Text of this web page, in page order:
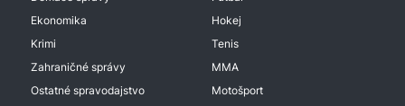
Ekonomika
Krimi
Zahraničné správy
Ostatné spravodajstvo
Hokej
Tenis
MMA
Motošport